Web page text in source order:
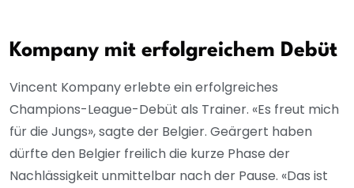
Kompany mit erfolgreichem Debüt
Vincent Kompany erlebte ein erfolgreiches
Champions-League-Debüt als Trainer. «Es freut mich
für die Jungs», sagte der Belgier. Geärgert haben
dürfte den Belgier freilich die kurze Phase der
Nachlässigkeit unmittelbar nach der Pause. «Das ist